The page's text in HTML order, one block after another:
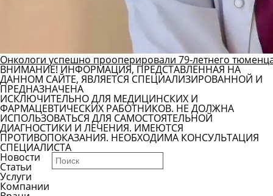
Онкологи успешно прооперировали 79-летнего
ВНИМАНИЕ! ИНФОРМАЦИЯ, ПРЕДСТАВЛЕННАЯ НА
ДАННОМ САЙТЕ, ЯВЛЯЕТСЯ СПЕЦИАЛИЗИРОВАННОЙ И
ПРЕДНАЗНАЧЕНА
ИСКЛЮЧИТЕЛЬНО ДЛЯ МЕДИЦИНСКИХ И
ФАРМАЦЕВТИЧЕСКИХ РАБОТНИКОВ. НЕ ДОЛЖНА
ИСПОЛЬЗОВАТЬСЯ ДЛЯ САМОСТОЯТЕЛЬНОЙ
ДИАГНОСТИКИ И ЛЕЧЕНИЯ. ИМЕЮТСЯ
ПРОТИВОПОКАЗАНИЯ. НЕОБХОДИМА КОНСУЛЬТАЦИЯ
СПЕЦИАЛИСТА
Новости
Статьи
Услуги
Компании